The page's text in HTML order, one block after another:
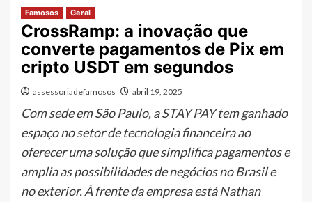
Famosos Geral
CrossRamp: a inovação que
converte pagamentos de Pix em
cripto USDT em segundos
assessoriadefamosos abril 19, 2025
Com sede em São Paulo, a STAY PAY tem ganhado
espaço no setor de tecnologia financeira ao
oferecer uma solução que simplifica pagamentos e
amplia as possibilidades de negócios no Brasil e
no exterior. À frente da empresa está Nathan